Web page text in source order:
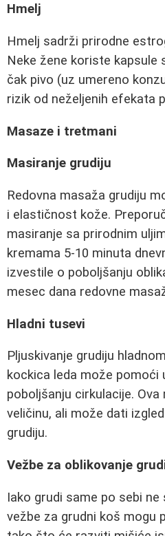
Hmelj
Hmelj sadrži prirodne
Neke žene koriste kapsule
čak pivo (uz umereno
rizik od neželjenih efekata
Masaze i tretmani
Masiranje grudiju
Redovna masaža grudiju
i elastičnost kože.
masiranje sa prirodnim
kremama 5-10 minuta
izvestile o poboljšanju
mesec dana redovne
Hladni tusevi
Pljuskivanje grudiju
kockica leda može pomoći
poboljšanju cirkulacije.
veličinu, ali može dati
grudiju.
Vežbe za oblikovanje
Iako grudi same po sebi
vežbe za grudni koš mogu